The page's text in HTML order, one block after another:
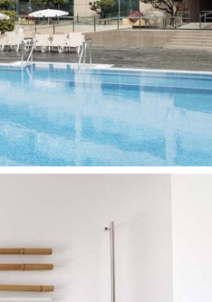
baseine; prieiga prie SPA tik